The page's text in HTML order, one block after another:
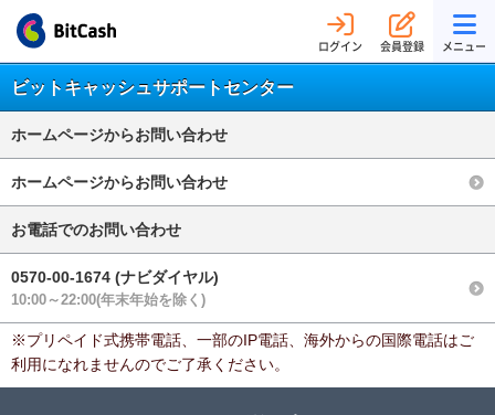
ログイン 会員登録 メニュー
ビットキャッシュサポートセンター
ホームページからお問い合わせ
ホームページからお問い合わせ
お電話でのお問い合わせ
0570-00-1674 (ナビダイヤル)
10:00～22:00(年末年始を除く)
※プリペイド式携帯電話、一部のIP電話、海外からの国際電話はご
利用になれませんのでご了承ください。